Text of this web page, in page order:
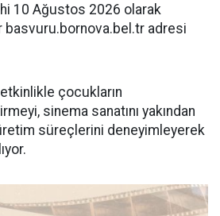
10 Ağustos 2026 olarak
basvuru.bornova.bel.tr adresi
çocukların
sinema sanatını yakından
süreçlerini deneyimleyerek